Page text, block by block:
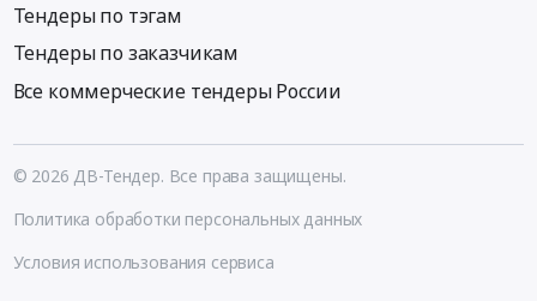
Тендеры по тэгам
Тендеры по заказчикам
Все коммерческие тендеры России
© 2026 ДВ-Тендер. Все права защищены.
Политика обработки персональных данных
Условия использования сервиса